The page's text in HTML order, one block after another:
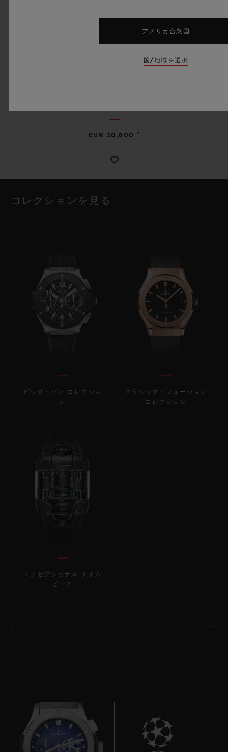
スピリット オブ ビッグ・バン
EUR 30,600 •
コレクションを見る
ビッグ・バン コレクショ
ン
クラシック・フュージョン
コレクション
エクセプショナル タイム
ピース
アメリカ合衆国
国/地域を選択